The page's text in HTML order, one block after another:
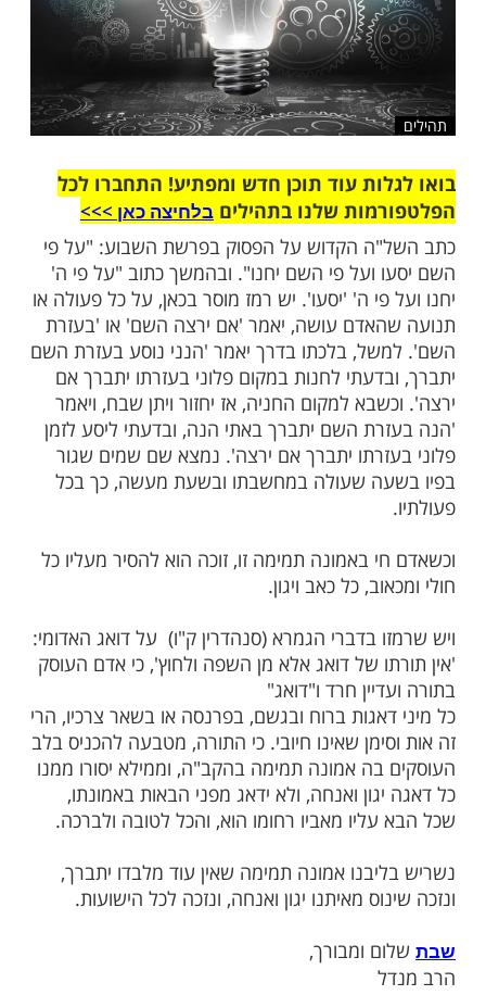
עוד תוכן חדש ומפתיע! התחברו לכל
שלנו בתהיליםבלחיצה כאן >>>​
הקדוש על הפסוק בפרשת השבוע: "על פי
ועל פי השם יחנו". ובהמשך כתוב "על פי ה'
ה' 'יסעו'. יש רמז מוסר בכאן, על כל פעולה או
עושה, יאמר 'אם ירצה השם' או 'בעזרת
בלכתו בדרך יאמר 'הנני נוסע בעזרת השם
למקום החניה, אז יחזור ויתן שבח, ויאמר
השם יתברך באתי הנה, ובדעתי ליסע לזמן
יתברך אם ירצה'. נמצא שם שמים שגור
שעולה במחשבתו ובשעת מעשה, כך בכל
כל כאב ויגון.
בדברי הגמרא (סנהדרין ק"ו) על דואג האדומי:
של דואג אלא מן השפה ולחוץ', כי אדם העוסק